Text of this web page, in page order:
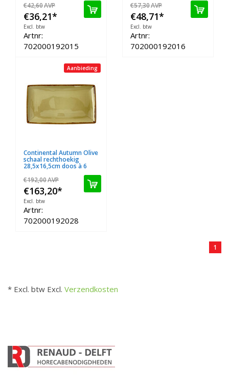
€42,60AVP
€36,21*
Excl. btw
Artnr:
702000192015
€57,30AVP
€48,71*
Excl. btw
Artnr:
702000192016
Aanbieding
Continental Autumn Olive
schaal rechthoekig
28,5x16,5cm doos à 6
€192,00AVP
€163,20*
Excl. btw
Artnr:
702000192028
1
* Excl. btw Excl. Verzendkosten